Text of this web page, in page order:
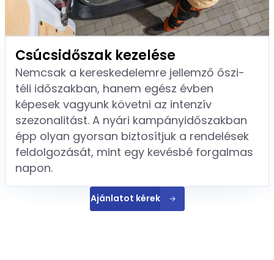
Csúcsidőszak kezelése
Nemcsak a kereskedelemre jellemző őszi-
téli időszakban, hanem egész évben
képesek vagyunk követni az intenzív
szezonalitást. A nyári kampányidőszakban
épp olyan gyorsan biztosítjuk a rendelések
feldolgozását, mint egy kevésbé forgalmas
napon.
Ajánlatot kérek